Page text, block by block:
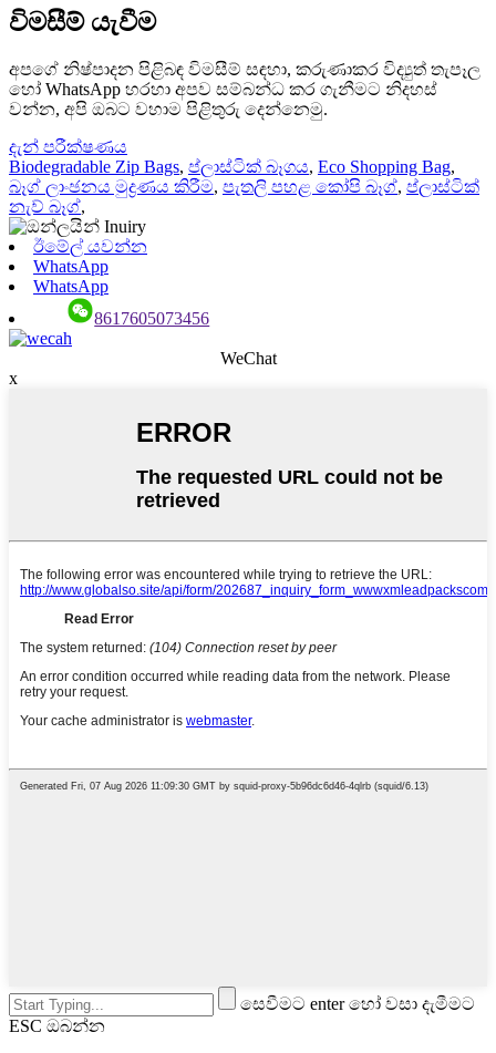
විමසීම් යැවීම
අපගේ නිෂ්පාදන පිළිබඳ විමසීම් සඳහා, කරුණාකර විද්‍යුත් තැපෑල
හෝ WhatsApp හරහා අපව සම්බන්ධ කර ගැනීමට නිදහස්
වන්න, අපි ඔබට වහාම පිළිතුරු දෙන්නෙමු.
දැන් පරීක්ෂණය
Biodegradable Zip Bags, ප්ලාස්ටික් බෑගය, Eco Shopping Bag,
බෑග් ලාංඡනය මුද්‍රණය කිරීම, පැතලි පහළ කෝපි බෑග්, ප්ලාස්ටික්
නැව් බෑග්,
ඊමේල් යවන්න
WhatsApp
WhatsApp
8617605073456
WeChat
x
සෙවීමට enter හෝ වසා දැමීමට
ESC ඔබන්න